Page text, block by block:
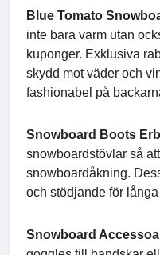
Blue Tomato
inte bara varm utan
kuponger. Exklusiva
skydd mot väder och
fashionabel på
Snowboard Boots
snowboardstövlar så
snowboardåkning.
och stödjande för
Snowboard